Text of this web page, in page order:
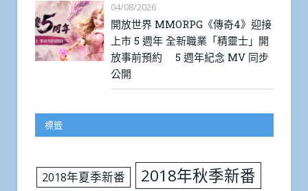
04/08/2026
開放世界 MMORPG《傳奇4》迎接
上市 5 週年 全新職業「精靈士」開
放事前預約 5 週年紀念 MV 同步
公開
標籤
2018年夏季新番 2018年秋季新番